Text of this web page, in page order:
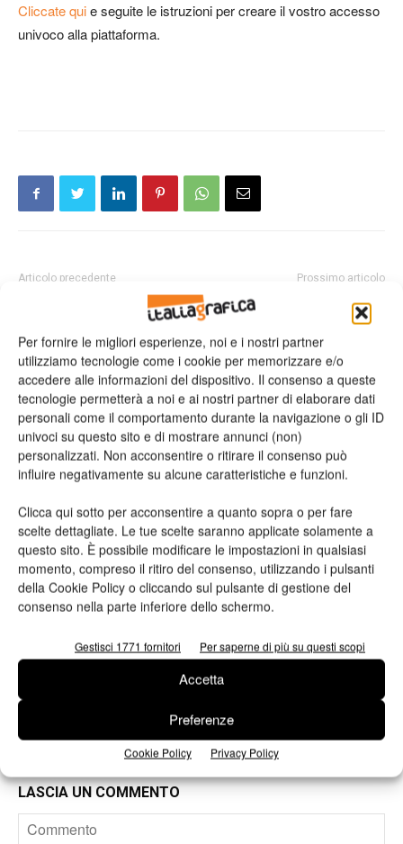
Per fornire le migliori esperienze, noi e i nostri partner
utilizziamo tecnologie come i cookie per memorizzare e/o
accedere alle informazioni del dispositivo. Il consenso a queste
tecnologie permetterà a noi e ai nostri partner di elaborare dati
personali come il comportamento durante la navigazione o gli ID
univoci su questo sito e di mostrare annunci (non)
personalizzati. Non acconsentire o ritirare il consenso può
influire negativamente su alcune caratteristiche e funzioni.
Clicca qui sotto per acconsentire a quanto sopra o per fare
scelte dettagliate. Le tue scelte saranno applicate solamente a
questo sito. È possibile modificare le impostazioni in qualsiasi
momento, compreso il ritiro del consenso, utilizzando i pulsanti
della Cookie Policy o cliccando sul pulsante di gestione del
consenso nella parte inferiore dello schermo.
Gestisci 1771 fornitori Per saperne di più su questi scopi
Accetta
Preferenze
Cookie Policy Privacy Policy
Cliccate quie seguite le istruzioni per creare il vostro accesso
univoco alla piattaforma.
Articolo precedente
Federazione Carta Grafica e
Comieco: Paper Week dal 12 al
18 aprile 2021
Prossimo articolo
Recovery Plan: “Carta, la
nostra centralità per la
transizione ecologica negli
indirizzi della camera”
ARTICOLI CORRELATI ALTRO DALL'AUTORE
Viscom 2026 cambia volto: debutta il
Assografici celebra 80 anni, a Milano
due giornate dedicate al futuro della
filiera grafica e cartotecnica
Heidelberg punta su packaging,
digitale e nuove tecnologie: approvata
la strategia 2026
LASCIA UN COMMENTO